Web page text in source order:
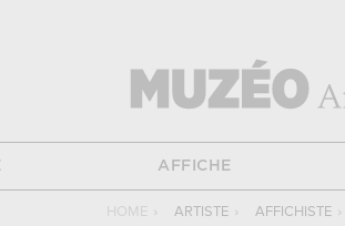
AFFICHE
HOME › ARTISTE › AFFICHISTE ›